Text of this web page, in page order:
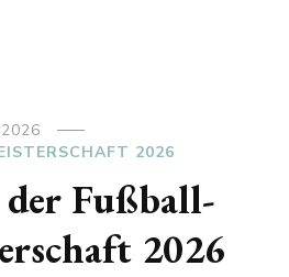
2026
Fußball-
2026